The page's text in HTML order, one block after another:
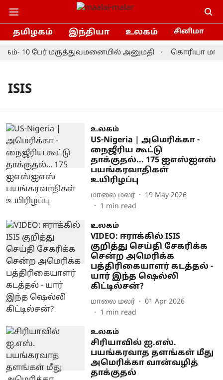
தமிழகம் இந்தியா உலகம் சினிமா
10 பேர் மருத்துவமனையில் அனுமதி கொரியா
ISIS
உலகம்
US-Nigeria | அமெரிக்கா -
நைஜீரிய கூட்டு
தாக்குதல்... 175 ஐஎஸ்ஐஎஸ்
பயங்கரவாதிகள்
உயிரிழப்பு
மாலை மலர்
19 May 2026
1 min read
உலகம்
VIDEO: ஈராக்கில் ISIS
குறித்து செய்தி சேகரிக்க
சென்ற அமெரிக்க
பத்திரிகையாளர் கடத்தல் -
யார் இந்த ஷெல்லி
கிட்டில்சன்?
மாலை மலர்
01 Apr 2026
1 min read
உலகம்
சிரியாவில் ஐ.எஸ்.
பயங்கரவாத தளங்கள் மீது
அமெரிக்கா வான்வழித்
தாக்குதல்